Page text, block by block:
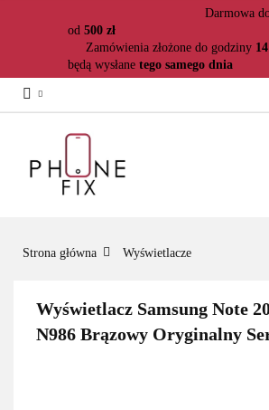
Darmowa
od 500 zł
Zamówienia złożone do godziny
będą wysłane tego samego dnia
Strona główna Wyświetlacze
Wyświetlacz Samsung Note
N986 Brązowy Oryginalny